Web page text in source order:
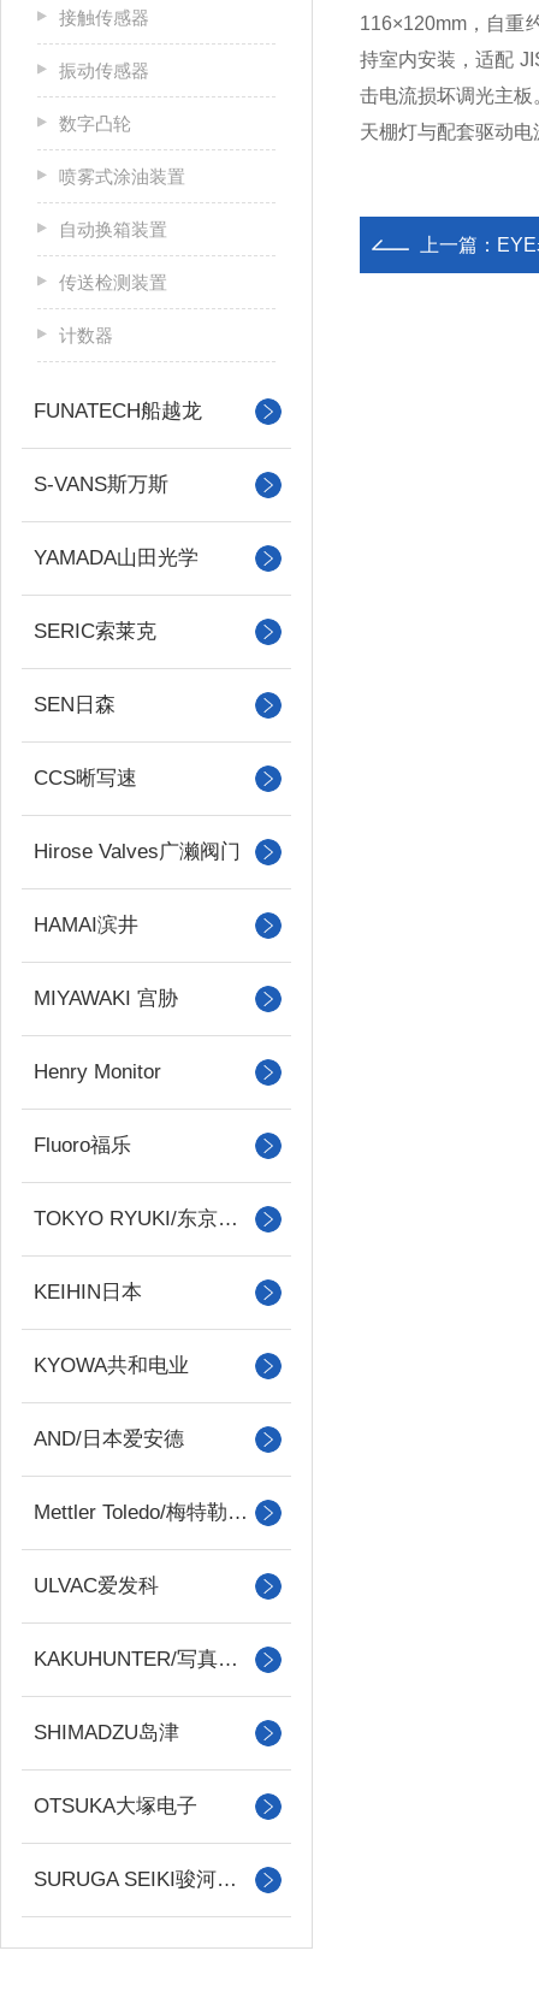
接触传感器
振动传感器
数字凸轮
喷雾式涂油装置
自动换箱装置
传送检测装置
计数器
FUNATECH船越龙
S-VANS斯万斯
YAMADA山田光学
SERIC索莱克
SEN日森
CCS晰写速
Hirose Valves广濑阀门
HAMAI滨井
MIYAWAKI 宫胁
Henry Monitor
Fluoro福乐
TOKYO RYUKI/东京流机
KEIHIN日本
KYOWA共和电业
AND/日本爱安德
Mettler Toledo/梅特勒托利多
ULVAC爱发科
KAKUHUNTER/写真化学
SHIMADZU岛津
OTSUKA大塚电子
SURUGA SEIKI骏河精机
116×120mm，自重
持室内安装，适配
击电流损坏调光主
天棚灯与配套驱动
上一篇：